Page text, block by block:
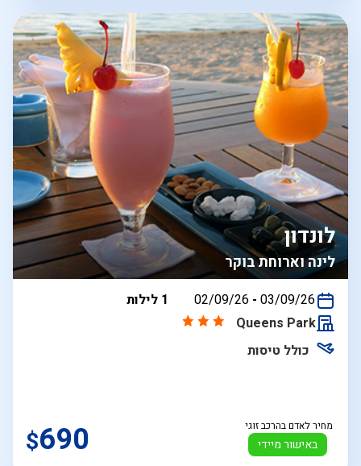
לינה וארוחת בוקר
לונדון
בין
02/09/26 - 03/09/26
1 לילות
Queens Park
כולל טיסות
באישור מיידי
מחיר לאדם בהרכב זוגי $690